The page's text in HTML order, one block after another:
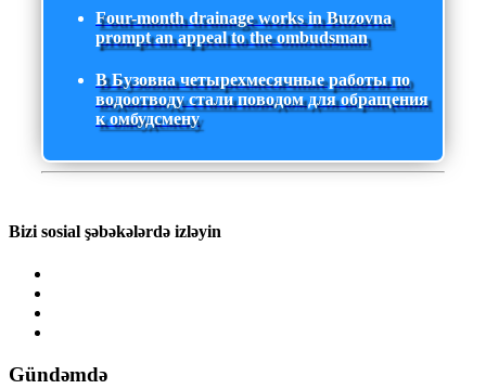
Four-month drainage works in Buzovna
prompt an appeal to the ombudsman
В Бузовна четырехмесячные работы по
водоотводу стали поводом для обращения
к омбудсмену
Bizi sosial şəbəkələrdə izləyin
Gündəmdə